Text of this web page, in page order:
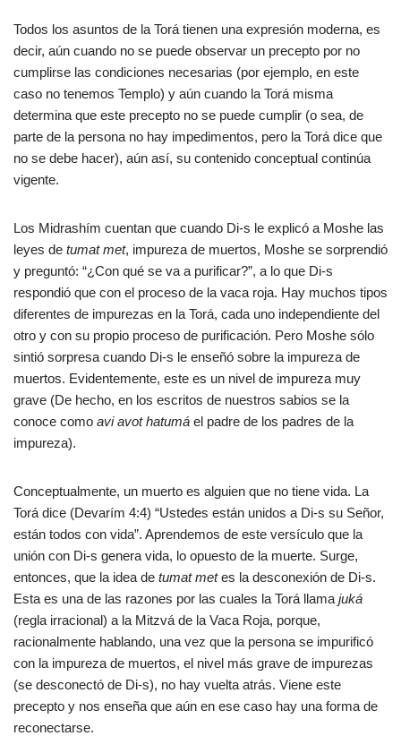
Todos los asuntos de la Torá tienen una expresión moderna, es
decir, aún cuando no se puede observar un precepto por no
cumplirse las condiciones necesarias (por ejemplo, en este
caso no tenemos Templo) y aún cuando la Torá misma
determina que este precepto no se puede cumplir (o sea, de
parte de la persona no hay impedimentos, pero la Torá dice que
no se debe hacer), aún así, su contenido conceptual continúa
vigente.
Los Midrashím cuentan que cuando Di-s le explicó a Moshe las
leyes de tumat met, impureza de muertos, Moshe se sorprendió
y preguntó: “¿Con qué se va a purificar?”, a lo que Di-s
respondió que con el proceso de la vaca roja. Hay muchos tipos
diferentes de impurezas en la Torá, cada uno independiente del
otro y con su propio proceso de purificación. Pero Moshe sólo
sintió sorpresa cuando Di-s le enseñó sobre la impureza de
muertos. Evidentemente, este es un nivel de impureza muy
grave (De hecho, en los escritos de nuestros sabios se la
conoce como avi avot hatumá el padre de los padres de la
impureza).
Conceptualmente, un muerto es alguien que no tiene vida. La
Torá dice (Devarím 4:4) “Ustedes están unidos a Di-s su Señor,
están todos con vida”. Aprendemos de este versículo que la
unión con Di-s genera vida, lo opuesto de la muerte. Surge,
entonces, que la idea de tumat metes la desconexión de Di-s.
Esta es una de las razones por las cuales la Torá llama juká
(regla irracional) a la Mitzvá de la Vaca Roja, porque,
racionalmente hablando, una vez que la persona se impurificó
con la impureza de muertos, el nivel más grave de impurezas
(se desconectó de Di-s), no hay vuelta atrás. Viene este
precepto y nos enseña que aún en ese caso hay una forma de
reconectarse.